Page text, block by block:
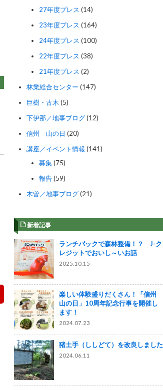
27年度プレス (14)
23年度プレス (164)
24年度プレス (100)
22年度プレス (38)
21年度プレス (2)
林業総合センター (147)
巨樹・古木 (5)
下伊那／地事ブログ(12)
信州 山の日 (20)
講座／イベント情報 (141)
募集(75)
報告(59)
木曽／地事ブログ(21)
新着記事
ランチパックで森林整備！？ J-ク
レジットでおいし～いお話
2025.10.15
楽しい体験盛りだくさん！「信州
山の日」10周年記念行事を開催し
ます！
2024.07.23
猪土手（ししどて）を改良しました
2024.06.11